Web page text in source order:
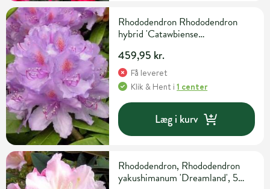
Rhododendron Rhododendron
hybrid 'Catawbiense
liter potte
459,95 kr.
Få leveret
Klik & Hent i1 center
Læg i kurv
Rhododendron, Rhododendron
yakushimanum 'Dreamland', 5